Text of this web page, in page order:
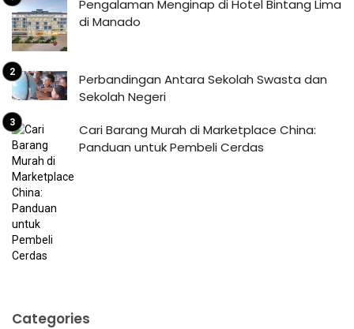
Pengalaman Menginap di Hotel Bintang Lima
di Manado
Perbandingan Antara Sekolah Swasta dan
Sekolah Negeri
Cari Barang Murah di Marketplace China:
Panduan untuk Pembeli Cerdas
Categories